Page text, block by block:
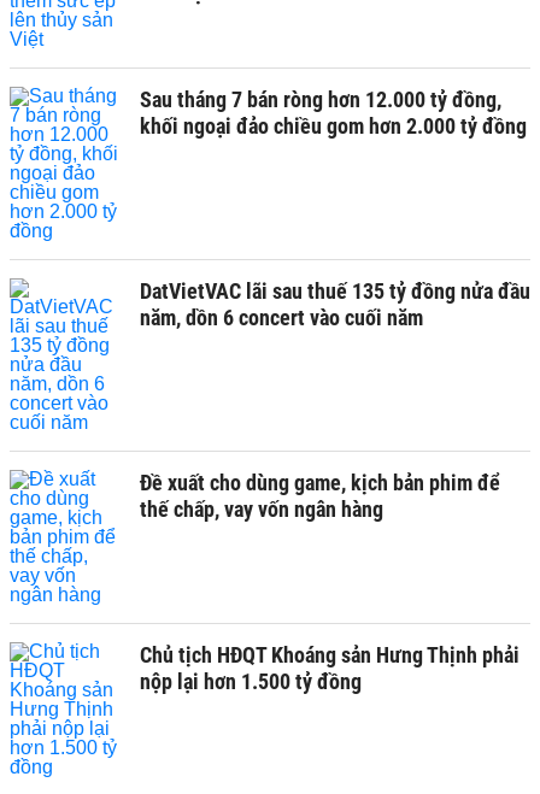
Sau tháng 7 bán ròng hơn 12.000 tỷ đồng,
khối ngoại đảo chiều gom hơn 2.000 tỷ đồng
DatVietVAC lãi sau thuế 135 tỷ đồng nửa đầu
năm, dồn 6 concert vào cuối năm
Đề xuất cho dùng game, kịch bản phim để
thế chấp, vay vốn ngân hàng
Chủ tịch HĐQT Khoáng sản Hưng Thịnh phải
nộp lại hơn 1.500 tỷ đồng